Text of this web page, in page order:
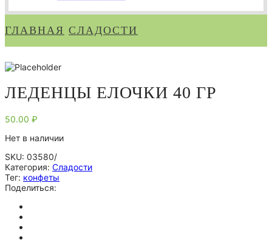
ГЛАВНАЯ СЛАДОСТИ
ЛЕДЕНЦЫ ЕЛОЧКИ 40 ГР
50.00 ₽
Нет в наличии
SKU: 03580/
Категория: Сладости
Тег: конфеты
Поделиться: